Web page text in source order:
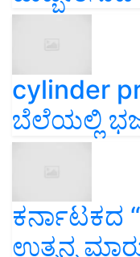
cylinder
ಬೆಲೆಯಲ್ಲಿ
ಕರ್ನಾಟಕದ
ಉತ್ಪನ್ನ